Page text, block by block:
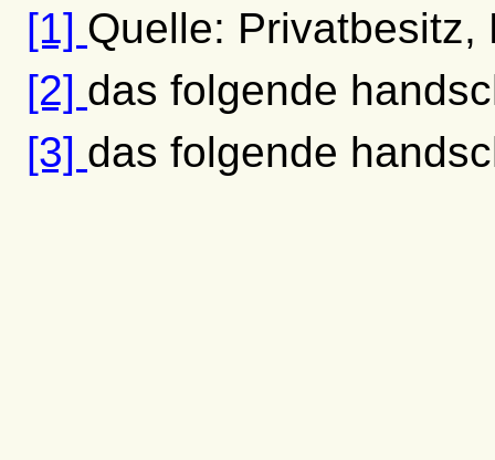
[1] Quelle: Privatbesitz,
[2] das folgende
[3] das folgende